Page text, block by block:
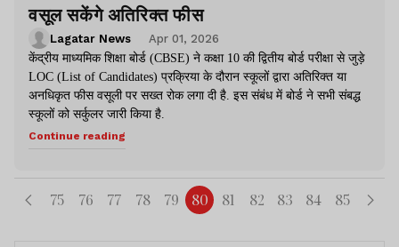
वसूल सकेंगे अतिरिक्त फीस
Lagatar News
Apr 01, 2026
केंद्रीय माध्यमिक शिक्षा बोर्ड (CBSE) ने कक्षा 10 की द्वितीय बोर्ड परीक्षा से जुड़े
LOC (List of Candidates) प्रक्रिया के दौरान स्कूलों द्वारा अतिरिक्त या
अनधिकृत फीस वसूली पर सख्त रोक लगा दी है. इस संबंध में बोर्ड ने सभी संबद्ध
स्कूलों को सर्कुलर जारी किया है.
Continue reading
75 76 77 78 79 80 81 82 83 84 85